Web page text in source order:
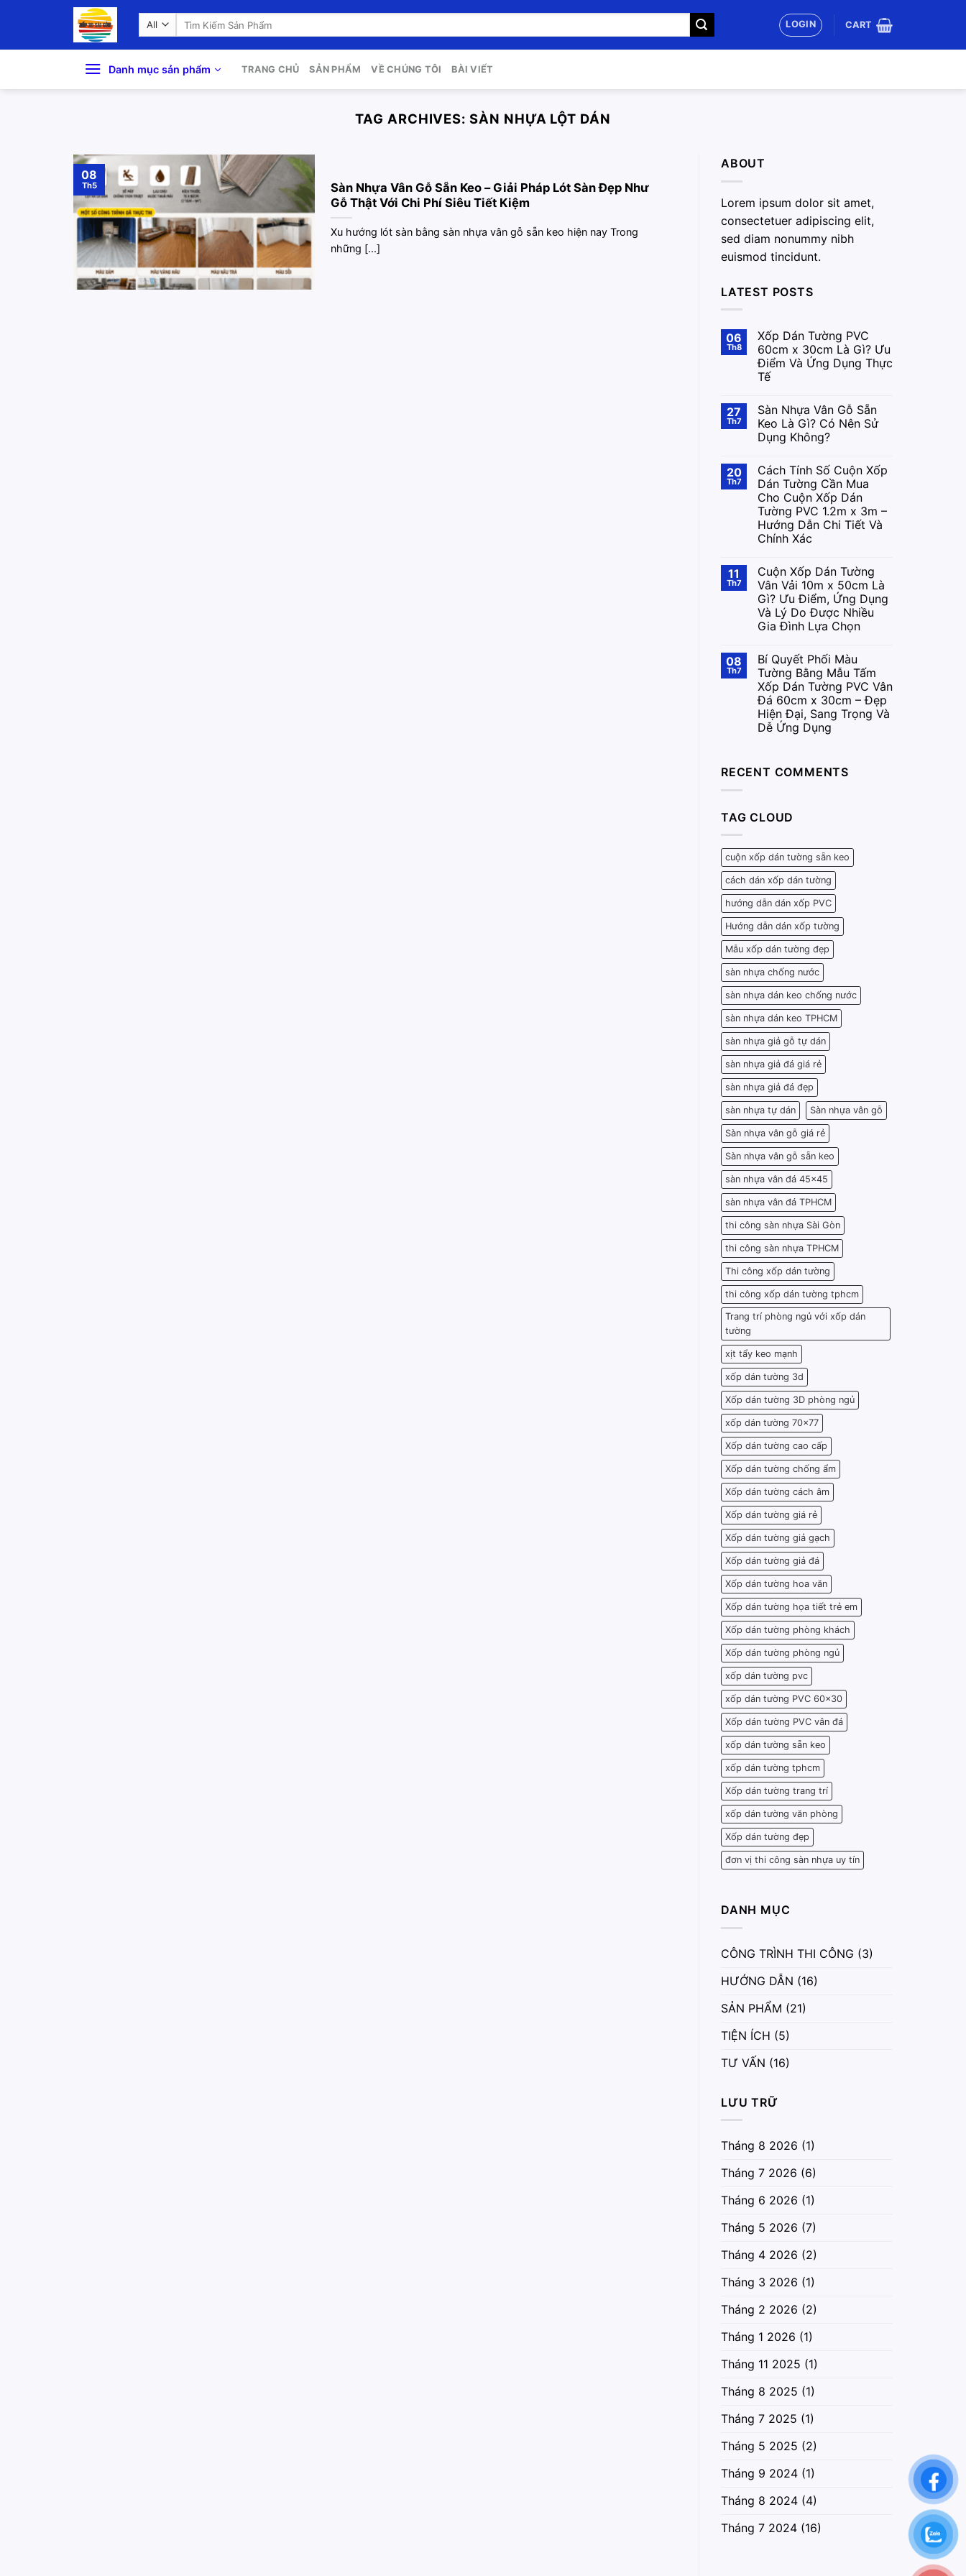
Search
LOGIN CART
Danh mục sản phẩm TRANG CHỦ SẢN PHẨM VỀ CHÚNG TÔI BÀI VIẾT
TAG ARCHIVES:SÀN NHỰA LỘT DÁN
Sàn Nhựa Vân Gỗ Sẵn Keo – Giải Pháp Lót Sàn Đẹp Như
Gỗ Thật Với Chi Phí Siêu Tiết Kiệm
Xu hướng lót sàn bằng sàn nhựa vân gỗ sẵn keo hiện nay Trong
những [...]
08
Th5
ABOUT
Lorem ipsum dolor sit amet,
consectetuer adipiscing elit,
sed diam nonummy nibh
euismod tincidunt.
LATEST POSTS
06
Th8
Xốp Dán Tường PVC
60cm x 30cm Là Gì? Ưu
Điểm Và Ứng Dụng Thực
Tế
27
Th7
Sàn Nhựa Vân Gỗ Sẵn
Keo Là Gì? Có Nên Sử
Dụng Không?
20
Th7
Cách Tính Số Cuộn Xốp
Dán Tường Cần Mua
Cho Cuộn Xốp Dán
Tường PVC 1.2m x 3m –
Hướng Dẫn Chi Tiết Và
Chính Xác
11
Th7
Cuộn Xốp Dán Tường
Vân Vải 10m x 50cm Là
Gì? Ưu Điểm, Ứng Dụng
Và Lý Do Được Nhiều
Gia Đình Lựa Chọn
08
Th7
Bí Quyết Phối Màu
Tường Bằng Mẫu Tấm
Xốp Dán Tường PVC Vân
Đá 60cm x 30cm – Đẹp
Hiện Đại, Sang Trọng Và
Dễ Ứng Dụng
RECENT COMMENTS
TAG CLOUD
cuộn xốp dán tường sẵn keo
cách dán xốp dán tường
hướng dẫn dán xốp PVC
Hướng dẫn dán xốp tường
Mẫu xốp dán tường đẹp
sàn nhựa chống nước
sàn nhựa dán keo chống nước
sàn nhựa dán keo TPHCM
sàn nhựa giả gỗ tự dán
sàn nhựa giả đá giá rẻ
sàn nhựa giả đá đẹp
sàn nhựa tự dán Sàn nhựa vân gỗ
Sàn nhựa vân gỗ giá rẻ
Sàn nhựa vân gỗ sẵn keo
sàn nhựa vân đá 45x45
sàn nhựa vân đá TPHCM
thi công sàn nhựa Sài Gòn
thi công sàn nhựa TPHCM
Thi công xốp dán tường
thi công xốp dán tường tphcm
Trang trí phòng ngủ với xốp dán
tường
xịt tẩy keo mạnh
xốp dán tường 3d
Xốp dán tường 3D phòng ngủ
xốp dán tường 70x77
Xốp dán tường cao cấp
Xốp dán tường chống ẩm
Xốp dán tường cách âm
Xốp dán tường giá rẻ
Xốp dán tường giả gạch
Xốp dán tường giả đá
Xốp dán tường hoa văn
Xốp dán tường họa tiết trẻ em
Xốp dán tường phòng khách
Xốp dán tường phòng ngủ
xốp dán tường pvc
xốp dán tường PVC 60x30
Xốp dán tường PVC vân đá
xốp dán tường sẵn keo
xốp dán tường tphcm
Xốp dán tường trang trí
xốp dán tường văn phòng
Xốp dán tường đẹp
đơn vị thi công sàn nhựa uy tín
DANH MỤC
CÔNG TRÌNH THI CÔNG (3)
HƯỚNG DẪN (16)
SẢN PHẨM (21)
TIỆN ÍCH (5)
TƯ VẤN (16)
LƯU TRỮ
Tháng 8 2026 (1)
Tháng 7 2026 (6)
Tháng 6 2026 (1)
Tháng 5 2026 (7)
Tháng 4 2026 (2)
Tháng 3 2026 (1)
Tháng 2 2026 (2)
Tháng 1 2026 (1)
Tháng 11 2025 (1)
Tháng 8 2025 (1)
Tháng 7 2025 (1)
Tháng 5 2025 (2)
Tháng 9 2024 (1)
Tháng 8 2024 (4)
Tháng 7 2024 (16)